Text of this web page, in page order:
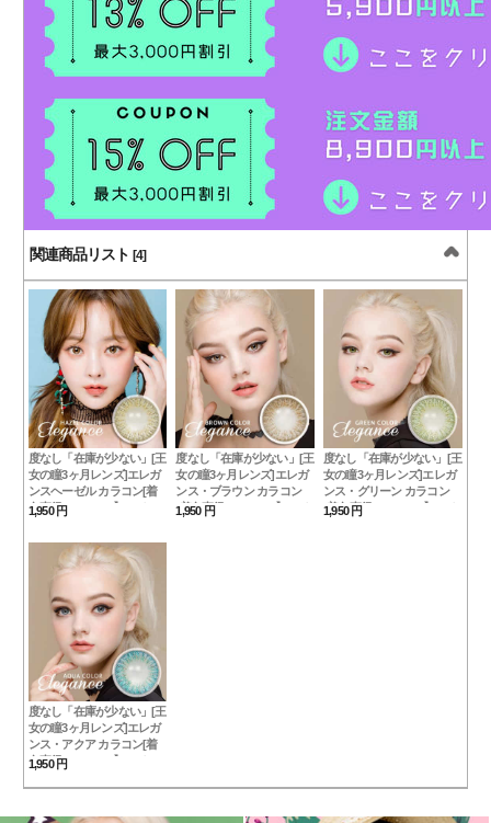
関連商品リスト [4]
度なし「在庫が少ない」[王
女の瞳3ヶ月レンズ]エレガ
ンスヘーゼル カラコン[着
色直径：12.8mm】UVカッ
1,950 円
度なし「在庫が少ない」[王
女の瞳3ヶ月レンズ]エレガ
ンス・ブラウン カラコン
[着色直径：12.8mm】UVカ
1,950 円
度なし「在庫が少ない」[王
女の瞳3ヶ月レンズ]エレガ
ンス・グリーン カラコン
[着色直径：12.8mm】UVカ
1,950 円
度なし「在庫が少ない」[王
女の瞳3ヶ月レンズ]エレガ
ンス・アクア カラコン[着
色直径：12.8mm】UVカッ
Elegance Aqua
1,950 円